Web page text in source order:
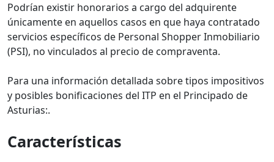
Podrían existir honorarios a cargo del adquirente
únicamente en aquellos casos en que haya contratado
servicios específicos de Personal Shopper Inmobiliario
(PSI), no vinculados al precio de compraventa.
Para una información detallada sobre tipos impositivos
y posibles bonificaciones del ITP en el Principado de
Asturias:.
Características